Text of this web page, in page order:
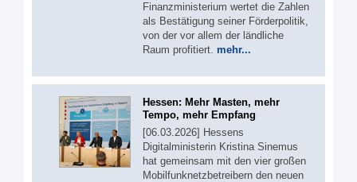
Finanzministerium wertet die Zahlen
als Bestätigung seiner Förderpolitik,
von der vor allem der ländliche
Raum profitiert. mehr...
Hessen: Mehr Masten, mehr
Tempo, mehr Empfang
[06.03.2026] Hessens
Digitalministerin Kristina Sinemus
hat gemeinsam mit den vier großen
Mobilfunknetzbetreibern den neuen